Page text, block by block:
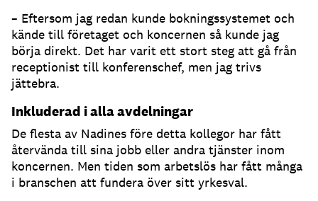
– Eftersom jag redan kunde bokningssystemet och
kände till företaget och koncernen så kunde jag
börja direkt. Det har varit ett stort steg att gå från
receptionist till konferenschef, men jag trivs
jättebra.
Inkluderad i alla avdelningar
De flesta av Nadines före detta kollegor har fått
återvända till sina jobb eller andra tjänster inom
koncernen. Men tiden som arbetslös har fått många
i branschen att fundera över sitt yrkesval.